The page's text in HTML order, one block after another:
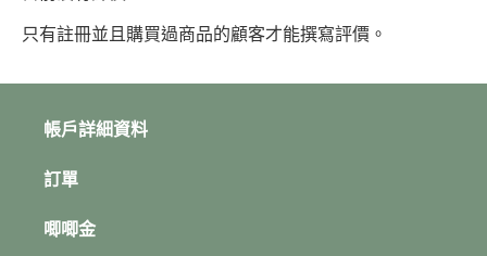
只有註冊並且購買過商品的顧客才能撰寫評價。
帳戶詳細資料
訂單
唧唧金